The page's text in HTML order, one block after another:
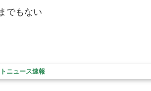
でもない
ニュース速報